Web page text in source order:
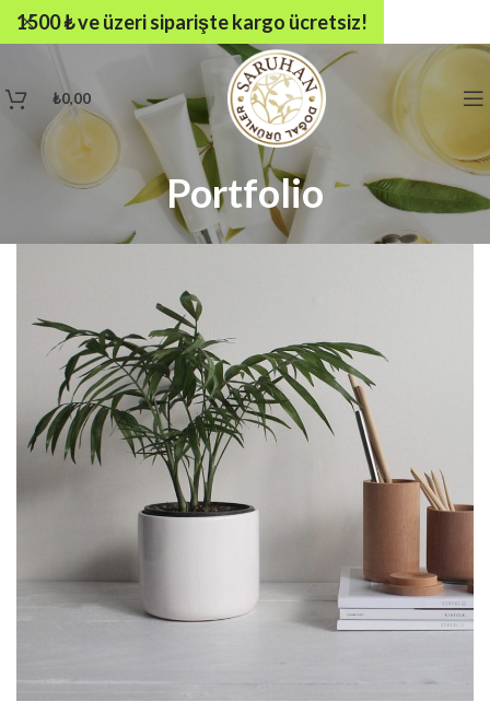
₺0,00
Portfolio
1500 ₺ ve üzeri siparişte kargo ücretsiz!